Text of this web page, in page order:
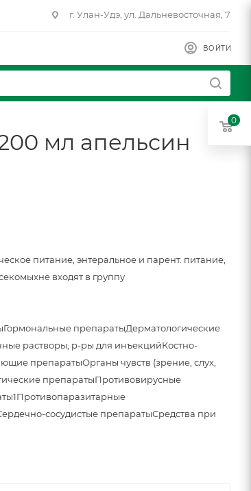
г. Улан-Удэ, ул. Дальневосточная, 7
ВОЙТИ
мл апельсин
питание, энтеральное и парент. питание,
не входят в группу
Гормональные препаратыДерматологические
растворы, р-ры для инъекцийКостно-
препаратыОрганы чувств (зрение, слух,
препаратыПротивовирусные
Противопаразитарные
сосудистые препаратыСредства при
0